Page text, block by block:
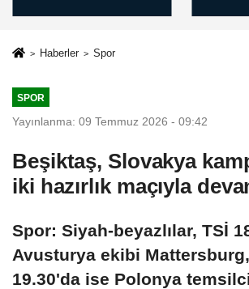
Haberler Spor
SPOR
Yayınlanma: 09 Temmuz 2026 - 09:42
Beşiktaş, Slovakya
iki hazırlık maçıyla
Spor: Siyah-beyazlılar, TSİ
Avusturya ekibi
19.30'da ise Polonya